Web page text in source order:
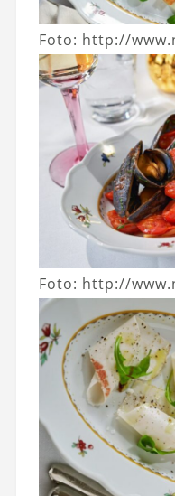
Foto: http://
Foto: http://